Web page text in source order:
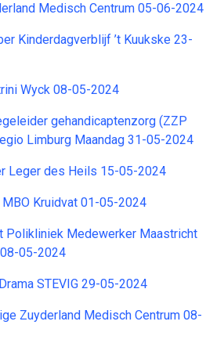
Medisch Centrum 05-06-2024
Kinderdagverblijf ’t Kuukske 23-
Wyck 08-05-2024
gehandicaptenzorg (ZZP
Limburg Maandag 31-05-2024
Leger des Heils 15-05-2024
Kruidvat 01-05-2024
Polikliniek Medewerker Maastricht
05-2024
STEVIG 29-05-2024
Zuyderland Medisch Centrum 08-